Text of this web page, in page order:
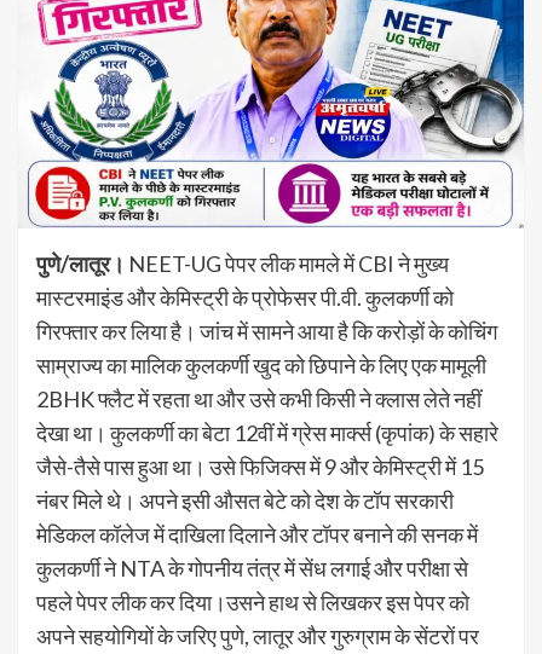
पुणे/लातूर। NEET-UG पेपर लीक मामले में CBI ने मुख्य
मास्टरमाइंड और केमिस्ट्री के प्रोफेसर पी.वी. कुलकर्णी को
गिरफ्तार कर लिया है। जांच में सामने आया है कि करोड़ों के कोचिंग
साम्राज्य का मालिक कुलकर्णी खुद को छिपाने के लिए एक मामूली
2BHK फ्लैट में रहता था और उसे कभी किसी ने क्लास लेते नहीं
देखा था। कुलकर्णी का बेटा 12वीं में ग्रेस मार्क्स (कृपांक) के सहारे
जैसे-तैसे पास हुआ था। उसे फिजिक्स में 9 और केमिस्ट्री में 15
नंबर मिले थे। अपने इसी औसत बेटे को देश के टॉप सरकारी
मेडिकल कॉलेज में दाखिला दिलाने और टॉपर बनाने की सनक में
कुलकर्णी ने NTA के गोपनीय तंत्र में सेंध लगाई और परीक्षा से
पहले पेपर लीक कर दिया।उसने हाथ से लिखकर इस पेपर को
अपने सहयोगियों के जरिए पुणे, लातूर और गुरुग्राम के सेंटरों पर